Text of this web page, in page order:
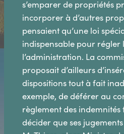
s’emparer de propriétés
incorporer à d’autres
pensaient qu’une loi
indispensable pour régler
l’administration. La
proposait d’ailleurs
dispositions tout à fait
exemple, de déférer au
règlement des indemnités
décider que ses